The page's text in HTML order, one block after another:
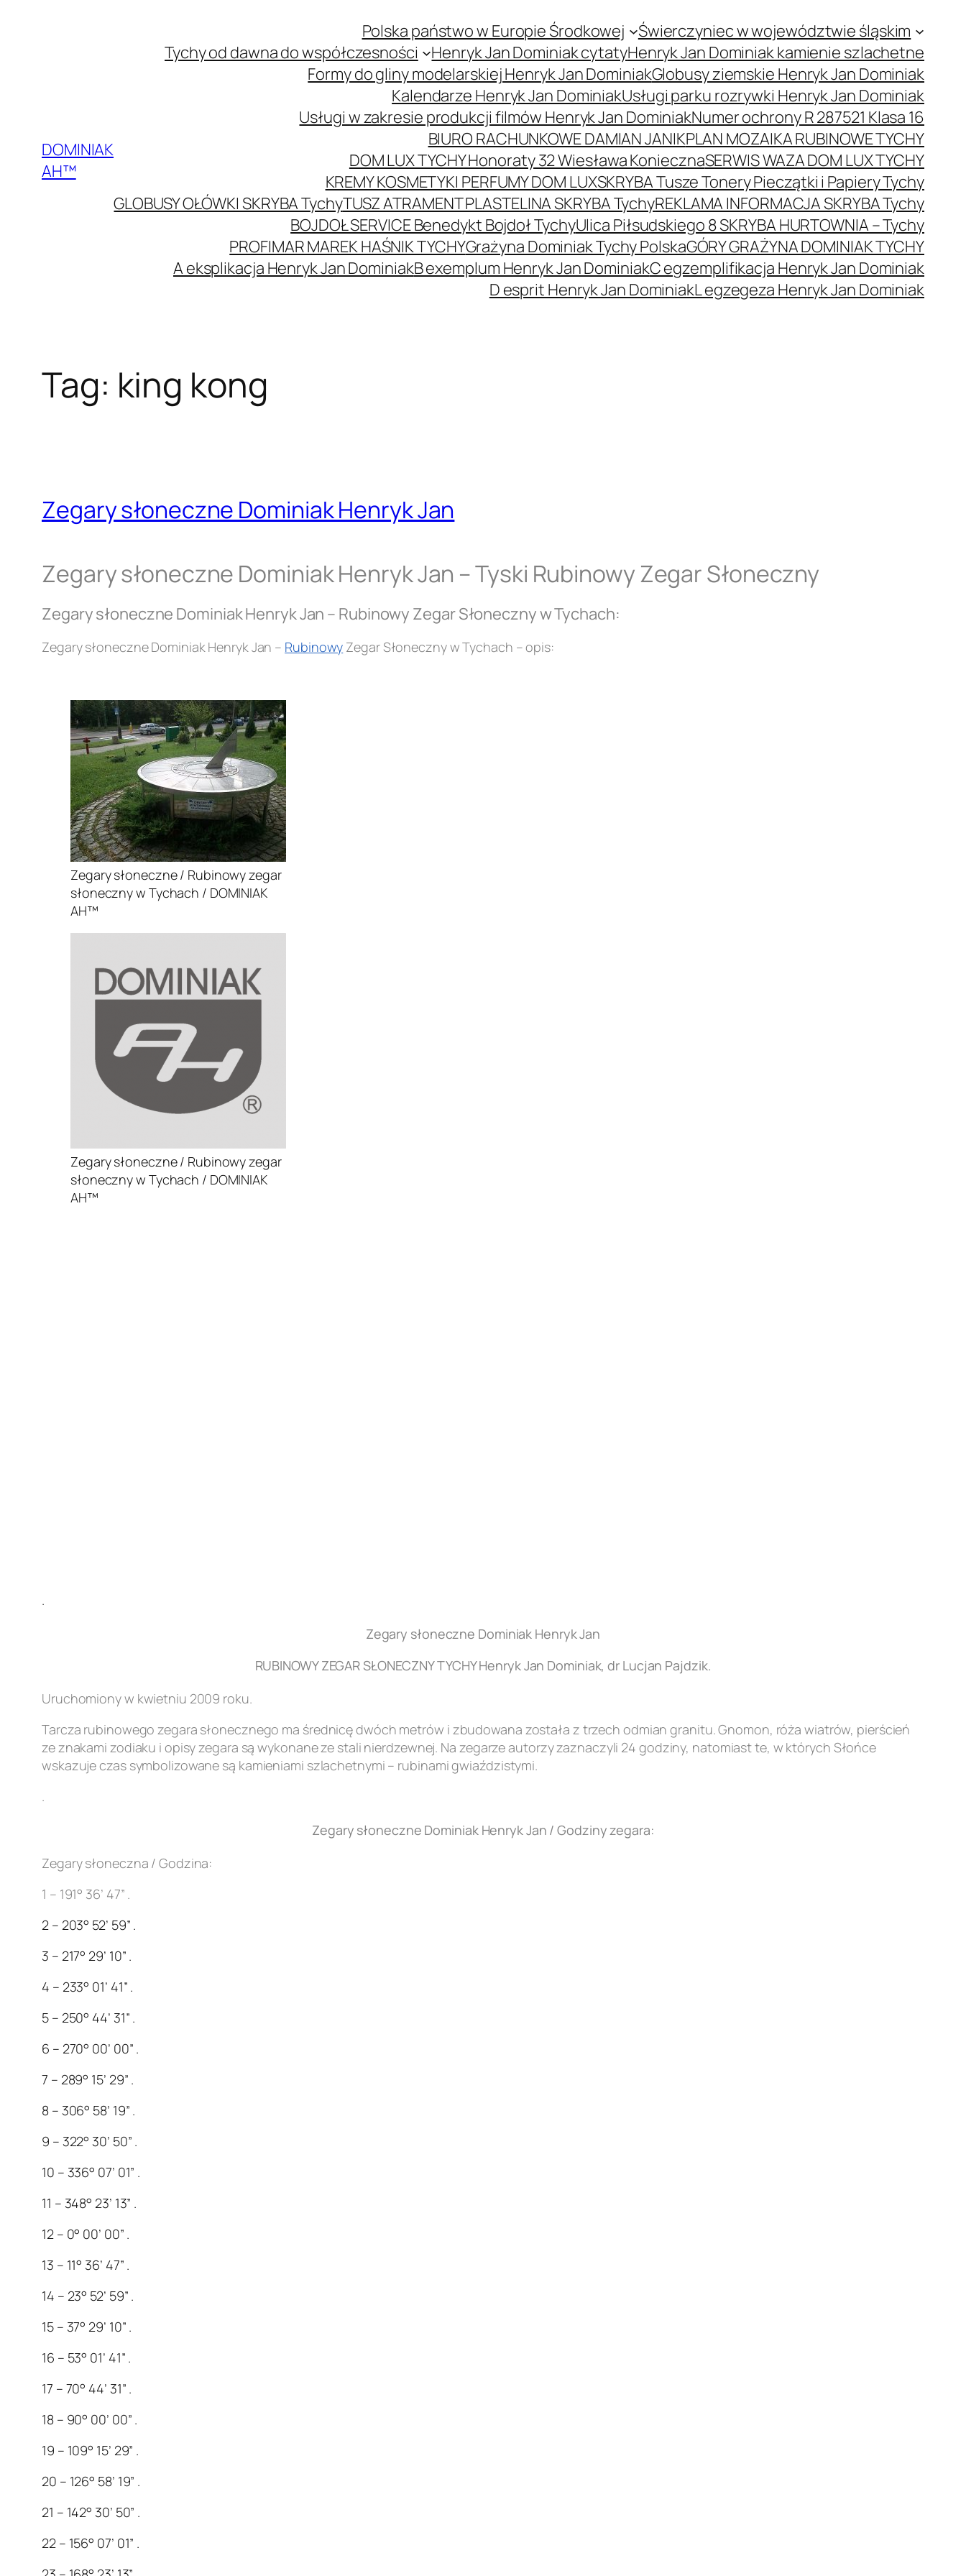
DOMINIAK
AH™
Polska państwo w Europie Środkowej
Świerczyniec w województwie śląskim
Tychy od dawna do współczesności
Henryk Jan Dominiak cytatyHenryk Jan Dominiak kamienie szlachetne
Formy do gliny modelarskiej Henryk Jan DominiakGlobusy ziemskie Henryk Jan Dominiak
Kalendarze Henryk Jan DominiakUsługi parku rozrywki Henryk Jan Dominiak
Usługi w zakresie produkcji filmów Henryk Jan DominiakNumer ochrony R 287521 Klasa 16
BIURO RACHUNKOWE DAMIAN JANIKPLAN MOZAIKA RUBINOWE TYCHY
DOM LUX TYCHY Honoraty 32 Wiesława KoniecznaSERWIS WAZA DOM LUX TYCHY
KREMY KOSMETYKI PERFUMY DOM LUXSKRYBA Tusze Tonery Pieczątki i Papiery Tychy
GLOBUSY OŁÓWKI SKRYBA TychyTUSZ ATRAMENT PLASTELINA SKRYBA TychyREKLAMA INFORMACJA SKRYBA Tychy
BOJDOŁ SERVICE Benedykt Bojdoł TychyUlica Piłsudskiego 8 SKRYBA HURTOWNIA – Tychy
PROFIMAR MAREK HAŚNIK TYCHYGrażyna Dominiak Tychy PolskaGÓRY GRAŻYNA DOMINIAK TYCHY
A eksplikacja Henryk Jan DominiakB exemplum Henryk Jan DominiakC egzemplifikacja Henryk Jan Dominiak
D esprit Henryk Jan DominiakL egzegeza Henryk Jan Dominiak
Tag: king kong
Zegary słoneczne Dominiak Henryk Jan
Zegary słoneczne Dominiak Henryk Jan – Tyski Rubinowy Zegar Słoneczny
Zegary słoneczne Dominiak Henryk Jan – Rubinowy Zegar Słoneczny w Tychach:
Zegary słoneczne Dominiak Henryk Jan – Rubinowy Zegar Słoneczny w Tychach – opis:
Zegary słoneczne / Rubinowy zegar
słoneczny w Tychach / DOMINIAK
AH™
Zegary słoneczne / Rubinowy zegar
słoneczny w Tychach / DOMINIAK
AH™
.
Zegary słoneczne Dominiak Henryk Jan
RUBINOWY ZEGAR SŁONECZNY TYCHY Henryk Jan Dominiak, dr Lucjan Pajdzik.
Uruchomiony w kwietniu 2009 roku.
Tarcza rubinowego zegara słonecznego ma średnicę dwóch metrów i zbudowana została z trzech odmian granitu. Gnomon, róża wiatrów, pierścień
ze znakami zodiaku i opisy zegara są wykonane ze stali nierdzewnej. Na zegarze autorzy zaznaczyli 24 godziny, natomiast te, w których Słońce
wskazuje czas symbolizowane są kamieniami szlachetnymi – rubinami gwiaździstymi.
.
Zegary słoneczne Dominiak Henryk Jan / Godziny zegara:
Zegary słoneczna / Godzina:
1 – 191° 36’ 47” .
2 – 203° 52’ 59” .
3 – 217° 29’ 10” .
4 – 233° 01’ 41” .
5 – 250° 44’ 31” .
6 – 270° 00’ 00” .
7 – 289° 15’ 29” .
8 – 306° 58’ 19” .
9 – 322° 30’ 50” .
10 – 336° 07’ 01” .
11 – 348° 23’ 13” .
12 – 0° 00’ 00” .
13 – 11° 36’ 47” .
14 – 23° 52’ 59” .
15 – 37° 29’ 10” .
16 – 53° 01’ 41” .
17 – 70° 44’ 31” .
18 – 90° 00’ 00” .
19 – 109° 15’ 29” .
20 – 126° 58’ 19” .
21 – 142° 30’ 50” .
22 – 156° 07’ 01” .